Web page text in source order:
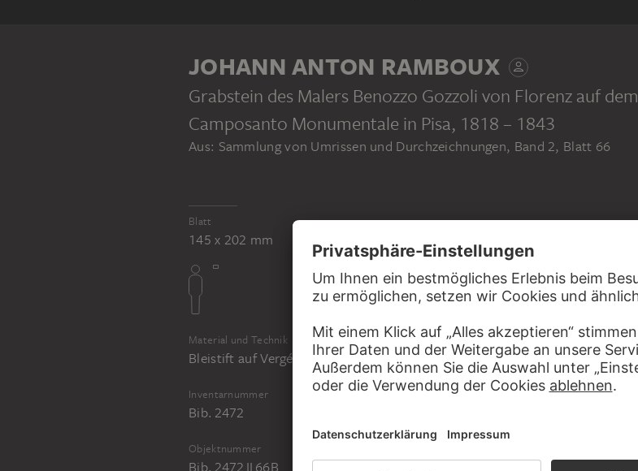
JOHANN ANTON RAMBOUX
JOHANN ANTON RAMBOUX
Grabstein des Malers Benozzo Gozzoli von Florenz auf dem
Camposanto Monumentale in Pisa, 1818 – 1843
Aus: Sammlung von Umrissen und Durchzeichnungen, Band 2, Blatt 66
Blatt
145 x 202 mm
Material und Technik
Bleistift auf Vergépapier
Inventarnummer
Bib. 2472
Objektnummer
Bib. 2472 II 66B